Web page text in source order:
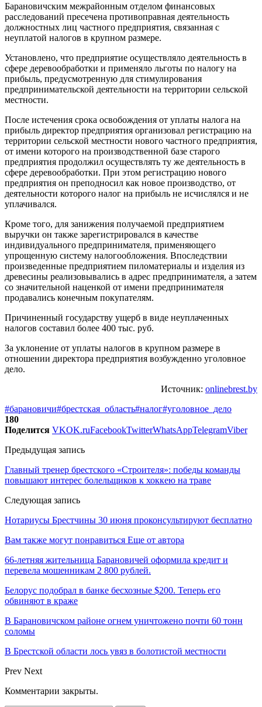
Барановичским межрайонным отделом финансовых
расследований пресечена противоправная деятельность
должностных лиц частного предприятия, связанная с
неуплатой налогов в крупном размере.
Установлено, что предприятие осуществляло деятельность в
сфере деревообработки и применяло льготы по налогу на
прибыль, предусмотренную для стимулирования
предпринимательской деятельности на территории сельской
местности.
После истечения срока освобождения от уплаты налога на
прибыль директор предприятия организовал регистрацию на
территории сельской местности нового частного предприятия,
от имени которого на производственной базе старого
предприятия продолжил осуществлять ту же деятельность в
сфере деревообработки. При этом регистрацию нового
предприятия он преподносил как новое производство, от
деятельности которого налог на прибыль не исчислялся и не
уплачивался.
Кроме того, для занижения получаемой предприятием
выручки он также зарегистрировался в качестве
индивидуального предпринимателя, применяющего
упрощенную систему налогообложения. Впоследствии
произведенные предприятием пиломатериалы и изделия из
древесины реализовывались в адрес предпринимателя, а затем
со значительной наценкой от имени предпринимателя
продавались конечным покупателям.
Причиненный государству ущерб в виде неуплаченных
налогов составил более 400 тыс. руб.
За уклонение от уплаты налогов в крупном размере в
отношении директора предприятия возбужденно уголовное
дело.
Источник: onlinebrest.by
#барановичи#брестская_область#налог#уголовное_дело
180
Поделится VKOK.ruFacebookTwitterWhatsAppTelegramViber
Предыдущая запись
Главный тренер брестского «Строителя»: победы команды
повышают интерес болельщиков к хоккею на траве
Следующая запись
Нотариусы Брестчины 30 июня проконсультируют бесплатно
Вам также могут понравиться Еще от автора
66-летняя жительница Барановичей оформила кредит и
перевела мошенникам 2 800 рублей.
Белорус подобрал в банке бесхозные $200. Теперь его
обвиняют в краже
В Барановичском районе огнем уничтожено почти 60 тонн
соломы
В Брестской области лось увяз в болотистой местности
Prev Next
Комментарии закрыты.